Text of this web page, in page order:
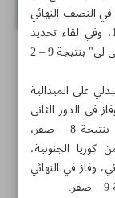
بويري في النصف النهائي
مصارعاً من قرغيزيا وخسر أمامه بنتيجة 6 – 1، وفي لقاء تحديد
المراكز فاز المصارع الايراني اهورا بويري على "غونهي لي" بنتيجة 9 – 2
على الميدالية
في الدور الثاني
على مصارع من كازاخستان "دياس سيتكاليف" بنتيجة 8 – صفر،
الجنوبية،
وفاز في النهائي